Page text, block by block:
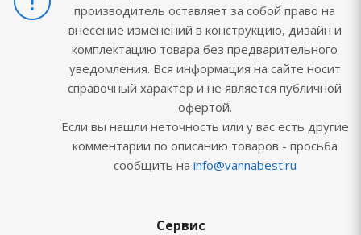
производитель оставляет за собой право на
внесение изменений в конструкцию, дизайн и
комплектацию товара без предварительного
уведомления. Вся информация на сайте носит
справочный характер и не является публичной
офертой.
Если вы нашли неточность или у вас есть другие
комментарии по описанию товаров - просьба
сообщить на info@vannabest.ru
Сервис